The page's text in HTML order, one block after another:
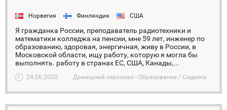
Норвегия Финляндия США
Я гражданка России, преподаватель радиотехники и
математики колледжа на пенсии, мне 59 лет, инженер по
образованию, здоровая, энергичная, живу в России, в
Московской области, ищу работу, которую я могла бы
выполнять. работу в странах ЕС, США, Канады,...
24.06.2020 Домашний персонал - Образование / Сиделка